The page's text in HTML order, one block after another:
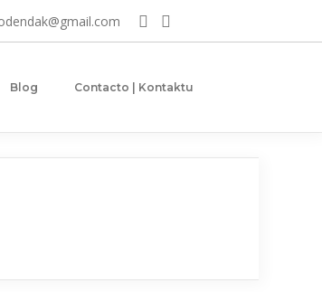
Blog Contacto | Kontaktu